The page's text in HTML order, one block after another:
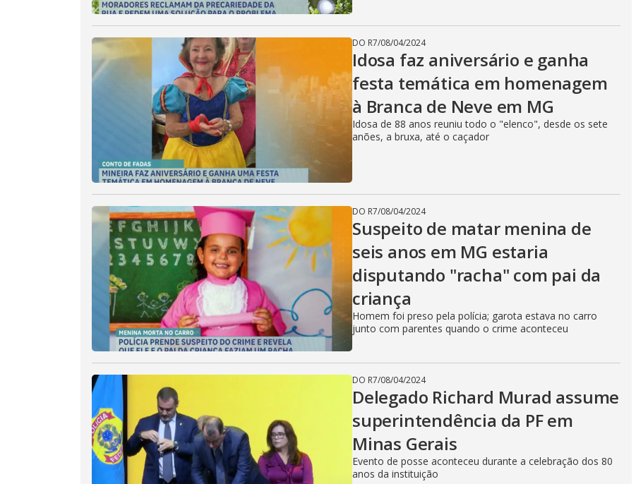
DO R7/08/04/2024
Idosa faz aniversário e ganha
festa temática em homenagem
à Branca de Neve em MG
Idosa de 88 anos reuniu todo o "elenco", desde os sete
anões, a bruxa, até o caçador
DO R7/08/04/2024
Suspeito de matar menina de
seis anos em MG estaria
disputando "racha" com pai da
criança
Homem foi preso pela polícia; garota estava no carro
junto com parentes quando o crime aconteceu
DO R7/08/04/2024
Delegado Richard Murad assume
superintendência da PF em
Minas Gerais
Evento de posse aconteceu durante a celebração dos 80
anos da instituição